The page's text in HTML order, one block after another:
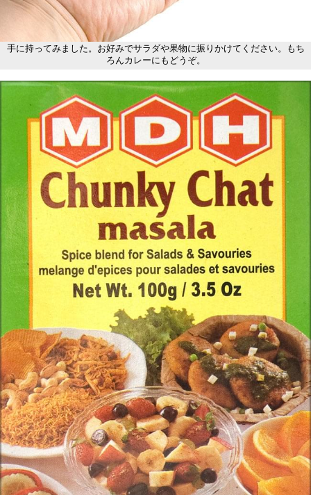
手に持ってみました。お好みでサラダや果物に振りかけてください。もち
ろんカレーにもどうぞ。